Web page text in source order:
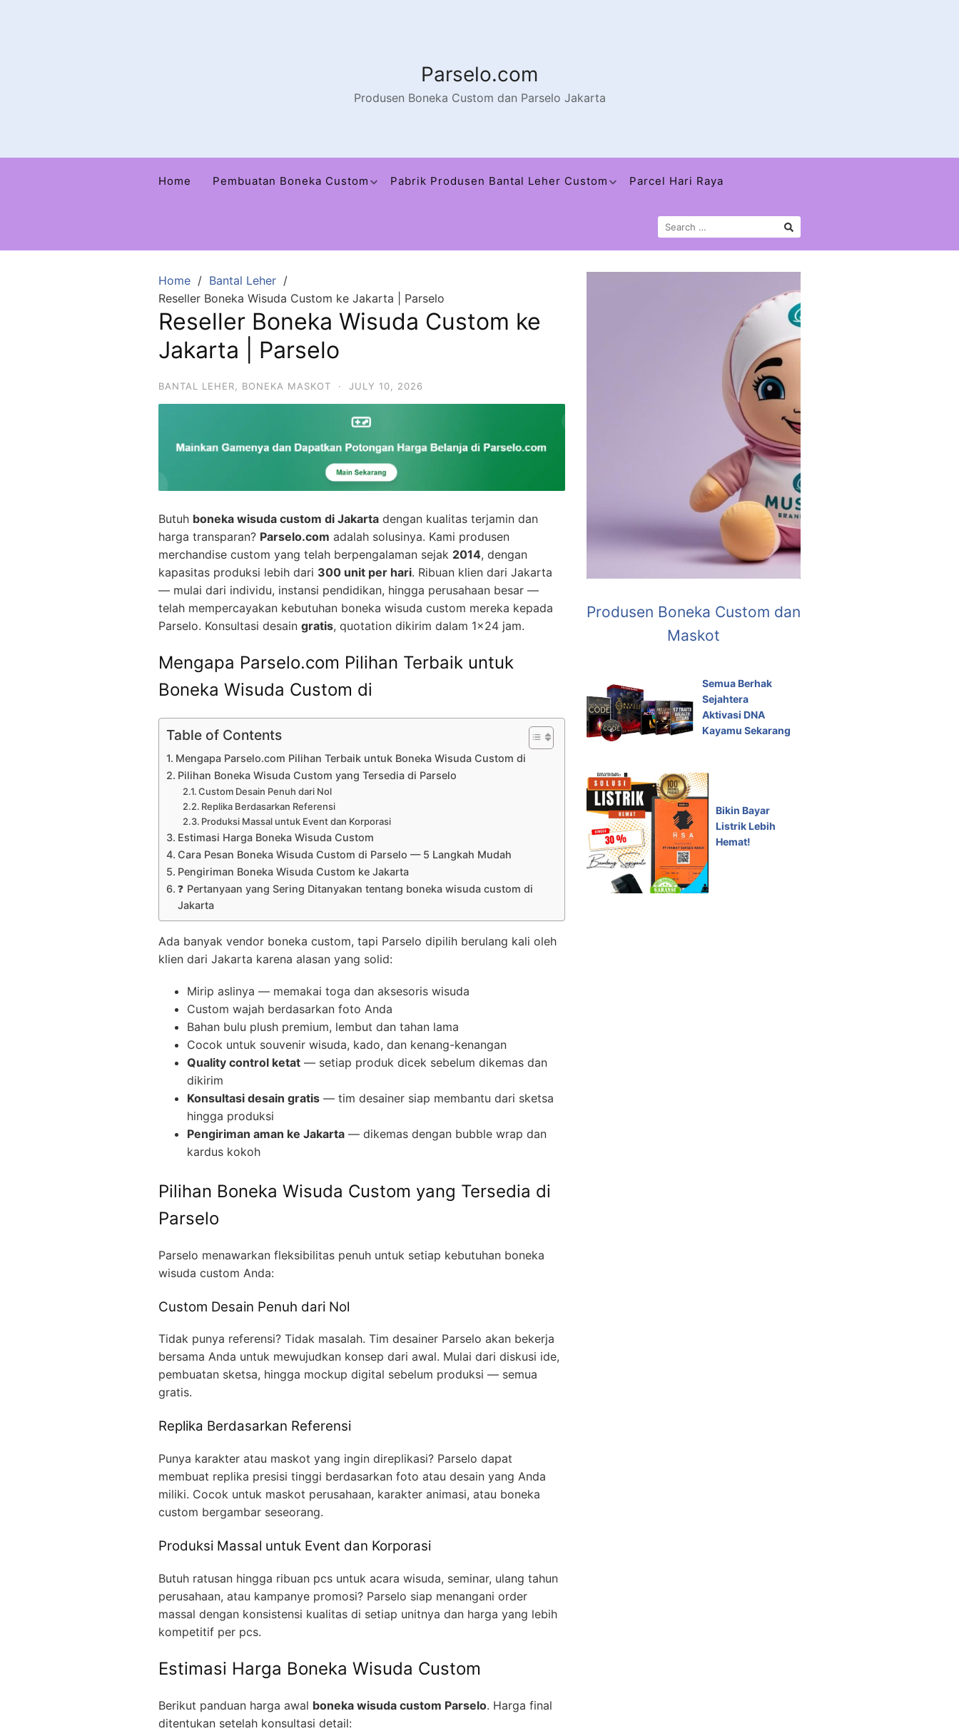
Parselo.com
Produsen Boneka Custom dan Parselo Jakarta
Home Pembuatan Boneka Custom Pabrik Produsen Bantal Leher Custom Parcel Hari Raya
Home
Bantal Leher
Reseller Boneka Wisuda Custom ke Jakarta | Parselo
Reseller Boneka Wisuda Custom ke
Jakarta | Parselo
BANTAL LEHER BONEKA MASKOT · JULY 10, 2026
Butuh boneka wisuda custom di Jakarta dengan kualitas terjamin dan
harga transparan? Parselo.com adalah solusinya. Kami produsen
merchandise custom yang telah berpengalaman sejak 2014, dengan
kapasitas produksi lebih dari 300 unit per hari. Ribuan klien dari Jakarta
— mulai dari individu, instansi pendidikan, hingga perusahaan besar —
telah mempercayakan kebutuhan boneka wisuda custom mereka kepada
Parselo. Konsultasi desain gratis, quotation dikirim dalam 1×24 jam.
Mengapa Parselo.com Pilihan Terbaik untuk
Boneka Wisuda Custom di
Table of Contents
Mengapa Parselo.com Pilihan Terbaik untuk Boneka Wisuda Custom di
Pilihan Boneka Wisuda Custom yang Tersedia di Parselo
Custom Desain Penuh dari Nol
Replika Berdasarkan Referensi
Produksi Massal untuk Event dan Korporasi
Estimasi Harga Boneka Wisuda Custom
Cara Pesan Boneka Wisuda Custom di Parselo — 5 Langkah Mudah
Pengiriman Boneka Wisuda Custom ke Jakarta
❓ Pertanyaan yang Sering Ditanyakan tentang boneka wisuda custom di
Jakarta
Ada banyak vendor boneka custom, tapi Parselo dipilih berulang kali oleh
klien dari Jakarta karena alasan yang solid:
Mirip aslinya — memakai toga dan aksesoris wisuda
Custom wajah berdasarkan foto Anda
Bahan bulu plush premium, lembut dan tahan lama
Cocok untuk souvenir wisuda, kado, dan kenang-kenangan
Quality control ketat — setiap produk dicek sebelum dikemas dan
dikirim
Konsultasi desain gratis — tim desainer siap membantu dari sketsa
hingga produksi
Pengiriman aman ke Jakarta — dikemas dengan bubble wrap dan
kardus kokoh
Pilihan Boneka Wisuda Custom yang Tersedia di
Parselo
Parselo menawarkan fleksibilitas penuh untuk setiap kebutuhan boneka
wisuda custom Anda:
Custom Desain Penuh dari Nol
Tidak punya referensi? Tidak masalah. Tim desainer Parselo akan bekerja
bersama Anda untuk mewujudkan konsep dari awal. Mulai dari diskusi ide,
pembuatan sketsa, hingga mockup digital sebelum produksi — semua
gratis.
Replika Berdasarkan Referensi
Punya karakter atau maskot yang ingin direplikasi? Parselo dapat
membuat replika presisi tinggi berdasarkan foto atau desain yang Anda
miliki. Cocok untuk maskot perusahaan, karakter animasi, atau boneka
custom bergambar seseorang.
Produksi Massal untuk Event dan Korporasi
Butuh ratusan hingga ribuan pcs untuk acara wisuda, seminar, ulang tahun
perusahaan, atau kampanye promosi? Parselo siap menangani order
massal dengan konsistensi kualitas di setiap unitnya dan harga yang lebih
kompetitif per pcs.
Estimasi Harga Boneka Wisuda Custom
Berikut panduan harga awal boneka wisuda custom Parselo. Harga final
ditentukan setelah konsultasi detail:
Produsen Boneka Custom dan
Maskot
Semua Berhak
Sejahtera
Aktivasi DNA
Kayamu Sekarang
Bikin Bayar
Listrik Lebih
Hemat!